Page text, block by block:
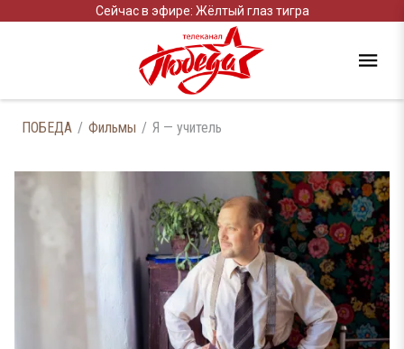
Сейчас в эфире: Жёлтый глаз тигра
ПОБЕДА Фильмы Я — учитель